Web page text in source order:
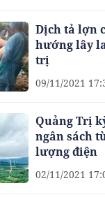
Dịch tả lợn
hướng lây
trị
09/11/2021
Quảng Trị
ngân sách
lượng điện
02/11/2021